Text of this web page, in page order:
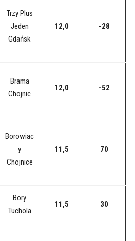
Trzy Plus
Jeden
Gdańsk
12,0 -28
Brama
Chojnic
12,0 -52
Borowiac
y
Chojnice
11,5 70
Bory
Tuchola
11,5 30